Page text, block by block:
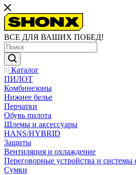
ВСЕ ДЛЯ ВАШИХ ПОБЕД!
Каталог
ПИЛОТ
Комбинезоны
Нижнее белье
Перчатки
Обувь пилота
Шлемы и аксессуары
HANS/HYBRID
Защиты
Вентиляция и охлаждение
Переговорные устройства и системы
Сумки